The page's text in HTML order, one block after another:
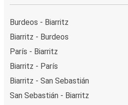
Burdeos - Biarritz
Biarritz - Burdeos
París - Biarritz
Biarritz - París
Biarritz - San Sebastián
San Sebastián - Biarritz